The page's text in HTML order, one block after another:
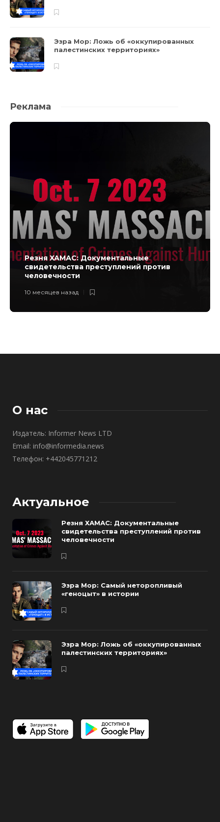
Эзра Мор: Ложь об «оккупированных
палестинских территориях»
Реклама
Резня ХАМАС: Документальные
свидетельства преступлений против
человечности
10 месяцев назад
О нас
Издатель: Informer News LTD
Email: info@informedia.news
Телефон: +442045771212
Актуальное
Резня ХАМАС: Документальные
свидетельства преступлений против
человечности
Эзра Мор: Самый неторопливый
«геноцыт» в истории
Эзра Мор: Ложь об «оккупированных
палестинских территориях»